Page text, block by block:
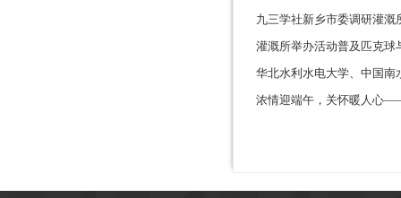
九三学社新乡市委调研灌溉
灌溉所举办活动普及匹克球
华北水利水电大学、中国南
浓情迎端午，关怀暖人心